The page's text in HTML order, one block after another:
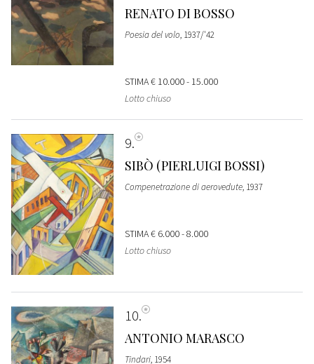
RENATO DI BOSSO
Poesia del volo, 1937/'42
STIMA€ 10.000 - 15.000
Lotto chiuso
9
SIBÒ (PIERLUIGI BOSSI)
Compenetrazione di aerovedute, 1937
STIMA€ 6.000 - 8.000
Lotto chiuso
10
ANTONIO MARASCO
Tindari, 1954